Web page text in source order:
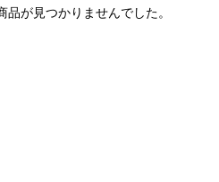
品が見つかりませんでした。